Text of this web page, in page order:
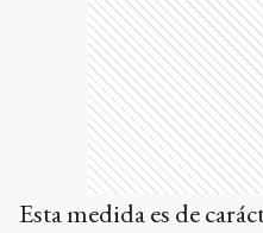
Esta medida es de